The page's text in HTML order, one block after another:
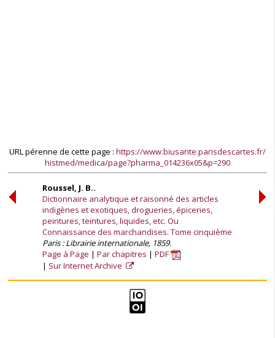
URL pérenne de cette page : https://www.biusante.parisdescartes.fr/
histmed/medica/page?pharma_014236x05&p=290
Roussel, J. B..
Dictionnaire analytique et raisonné des articles
indigènes et exotiques, drogueries, épiceries,
peintures, teintures, liquides, etc. Ou
Connaissance des marchandises. Tome cinquième
Paris : Librairie internationale, 1859.
Page à Page
Par chapitres
PDF
Sur Internet Archive